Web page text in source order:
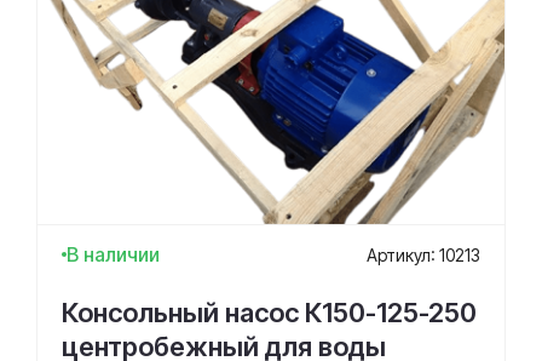
В наличии Артикул: 10213
Консольный насос К150-125-250
центробежный для воды